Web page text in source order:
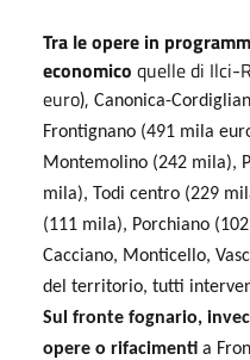
Tra le opere in
economico quelle di Ilci-
euro), Canonica-
Frontignano (491 mila
Montemolino (242 mila),
mila), Todi centro (229
(111 mila), Porchiano
Cacciano, Monticello,
del territorio, tutti
Sul fronte fognario,
opere o rifacimenti a